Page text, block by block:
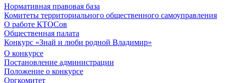
Нормативная правовая база
Комитеты территориального общественного самоуправления
О работе КТОСов
Общественная палата
Конкурс «Знай и люби родной Владимир»
О конкурсе
Постановление администрации
Положение о конкурсе
Оргкомитет